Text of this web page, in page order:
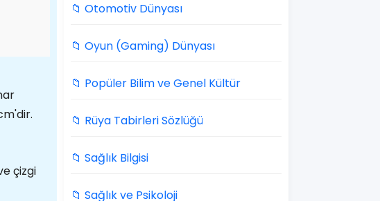
çizgi
📁 Otomotiv Dünyası
📁 Oyun (Gaming) Dünyası
📁 Popüler Bilim ve Genel Kültür
📁 Rüya Tabirleri Sözlüğü
📁 Sağlık Bilgisi
📁 Sağlık ve Psikoloji